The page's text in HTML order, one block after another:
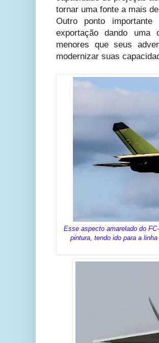
tornar uma fonte a mais
Outro ponto
exportação dando
menores que seus
modernizar suas
Esse aspecto amarelado do
pintura, tendo ido para a